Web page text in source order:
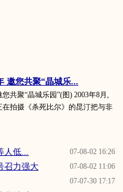
邀您共聚“晶城乐...
共聚“晶城乐园”(图) 2003年8月,
拍摄《杀死比尔》的昆汀把与非
07-08-02 16:26
低...
07-08-02 11:06
召力强大
07-07-30 17:17